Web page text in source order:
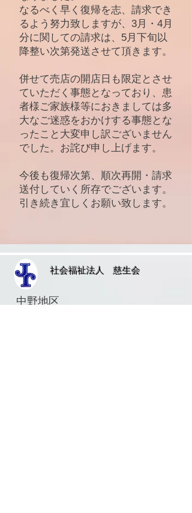
なるべく早く復帰を志、請求でき
るよう努力致しますが、3月・4月
分に関しての請求は、5月下旬以
降整い次第発送させて頂きます。
併せて売店の開店日も限定とさせ
ていただく事態となっており、患
者様ご家族様等におきましては多
大なご迷惑をおかけする事態とな
ったこと大変申し訳ございません
でした。お詫び申し上げます。
今後も復帰次第、順次再開・請求
送付していく所存でございます。
​引き続き宜しくお願い致します。
​社会福祉法人 慈生会​
中野地区